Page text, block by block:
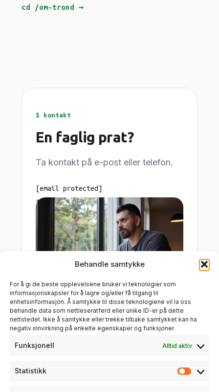
Behandle samtykke
For å gi de beste opplevelsene bruker vi teknologier som
informasjonskapsler for å lagre og/eller få tilgang til
enhetsinformasjon. Å samtykke til disse teknologiene vil la oss
behandle data som nettleseratferd eller unike ID-er på dette
nettstedet. Ikke å samtykke eller trekke tilbake samtykket kan ha
negativ innvirkning på enkelte egenskaper og funksjoner.
Funksjonell Alltid aktiv
Statistikk
cd /om-trond →
$ kontakt
En faglig prat?
Ta kontakt på e-post eller telefon.
[email protected]
+47 907 57 427
Kvernaland, Rogaland